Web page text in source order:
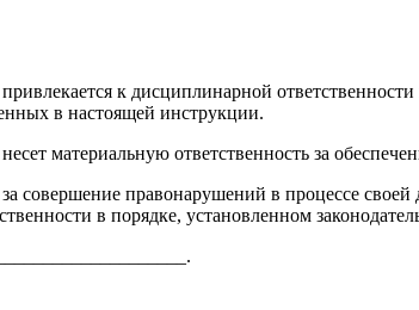
к дисциплинарной ответственности
в настоящей инструкции.
материальную ответственность за
совершение правонарушений в процессе
в порядке, установленном